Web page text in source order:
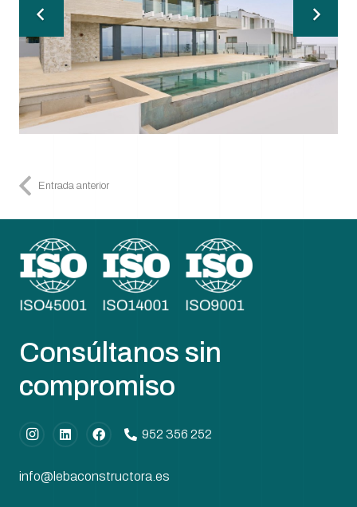
Entrada anterior
Consúltanos sin
compromiso
952 356 252
info@lebaconstructora.es